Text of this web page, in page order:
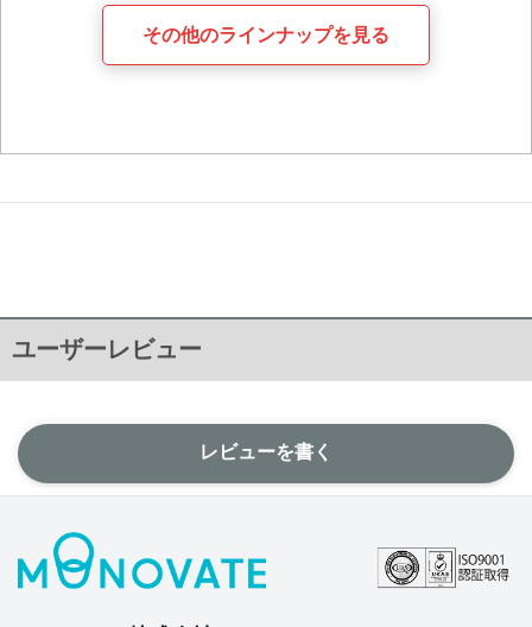
その他のラインナップを見る
ユーザーレビュー
レビューを書く